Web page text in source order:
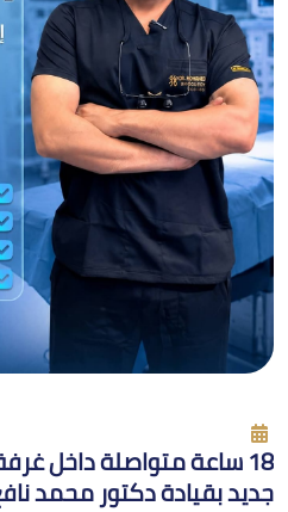
18 ساعة متواصلة داخل
جديد بقيادة دكتور محمد